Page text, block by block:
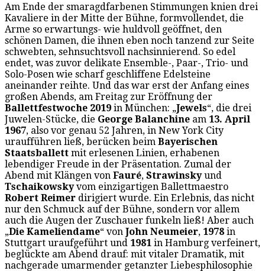
Am Ende der smaragdfarbenen Stimmungen knien drei
Kavaliere in der Mitte der Bühne, formvollendet, die
Arme so erwartungs- wie huldvoll geöffnet, den
schönen Damen, die ihnen eben noch tanzend zur Seite
schwebten, sehnsuchtsvoll nachsinnierend. So edel
endet, was zuvor delikate Ensemble-, Paar-, Trio- und
Solo-Posen wie scharf geschliffene Edelsteine
aneinander reihte. Und das war erst der Anfang eines
großen Abends, am Freitag zur Eröffnung der
Ballettfestwoche 2019 in München: „Jewels“, die drei
Juwelen-Stücke, die George Balanchine am 13. April
1967, also vor genau 52 Jahren, in New York City
uraufführen ließ, berücken beim Bayerischen
Staatsballett mit erlesenen Linien, erhabenen
lebendiger Freude in der Präsentation. Zumal der
Abend mit Klängen von Fauré, Strawinskyund
Tschaikowskyvom einzigartigen Ballettmaestro
Robert Reimer dirigiert wurde. Ein Erlebnis, das nicht
nur den Schmuck auf der Bühne, sondern vor allem
auch die Augen der Zuschauer funkeln ließ! Aber auch
„Die Kameliendame“ von John Neumeier, 1978 in
Stuttgart uraufgeführt und 1981 in Hamburg verfeinert,
beglückte am Abend drauf: mit vitaler Dramatik, mit
nachgerade umarmender getanzter Liebesphilosophie